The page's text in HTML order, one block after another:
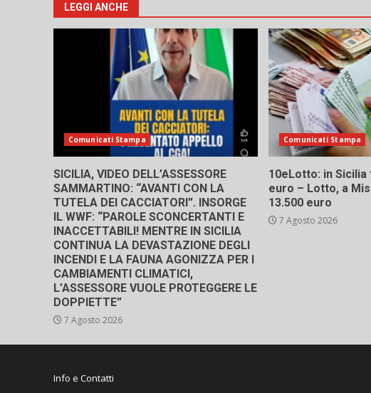
LEGGI ANCHE
Comunicati Stampa
SICILIA, VIDEO DELL’ASSESSORE
SAMMARTINO: “AVANTI CON LA
TUTELA DEI CACCIATORI”. INSORGE
IL WWF: “PAROLE SCONCERTANTI E
INACCETTABILI! MENTRE IN SICILIA
CONTINUA LA DEVASTAZIONE DEGLI
INCENDI E LA FAUNA AGONIZZA PER I
CAMBIAMENTI CLIMATICI,
L’ASSESSORE VUOLE PROTEGGERE LE
DOPPIETTE”
7 Agosto 2026
Comunicati Stampa
10eLotto: in
euro – Lotto, a
13.500 euro
7 Agosto 2026
Info e Contatti